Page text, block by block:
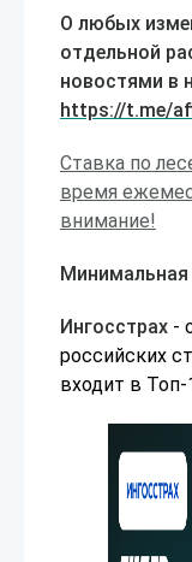
О любых
отдельной
новостями в
https://t.me/
Ставка по
время
внимание!
Минимальная
Ингосстрах -
российских
входит в